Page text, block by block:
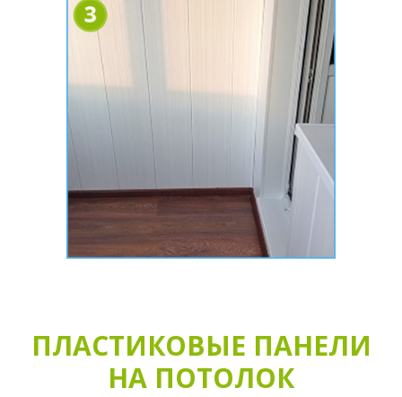
ПЛАСТИКОВЫЕ ПАНЕЛИ
НА ПОТОЛОК